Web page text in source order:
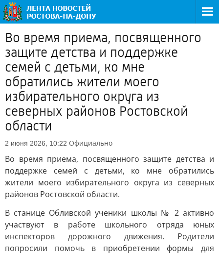
Во время приема, посвященного
защите детства и поддержке
семей с детьми, ко мне
обратились жители моего
избирательного округа из
северных районов Ростовской
области
2 июня 2026, 10:22 Официально
Во время приема, посвященного защите детства и
поддержке семей с детьми, ко мне обратились
жители моего избирательного округа из северных
районов Ростовской области.
В станице Обливской ученики школы № 2 активно
участвуют в работе школьного отряда юных
инспекторов дорожного движения. Родители
попросили помочь в приобретении формы для